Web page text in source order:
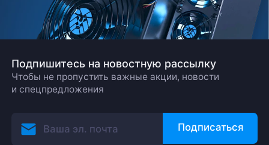
Подпишитесь на новостную рассылку
Чтобы не пропустить важные акции, новости
и спецпредложения
Подписаться